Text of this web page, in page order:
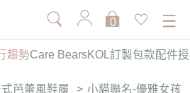
0
趨勢Care BearsKOL訂製包款配件
芭蕾風鞋履 > 小貓聯名-優雅女孩